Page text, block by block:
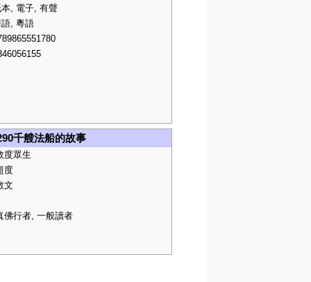
本, 電子, 有聲
語, 粵語
千艘法船的故事
度眾生
度
文
佛行者, 一般讀者